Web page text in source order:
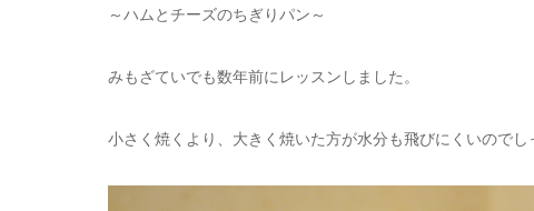
～ハムとチーズのちぎりパン～
みもざていでも数年前にレッスンしました。
小さく焼くより、大きく焼いた方が水分も飛びにくいのでし